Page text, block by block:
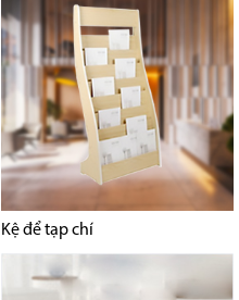
Kệ để tạp chí